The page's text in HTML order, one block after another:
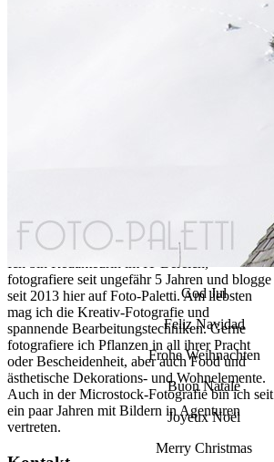
God Jul
Feliz Navidad
Frohe Weihnachten
Buon Natale
Joyeux Noël
Merry Christmas
Über mich
Ich bin Redakteurin im IT-Bereich,
fotografiere seit ungefähr 5 Jahren und blogge
seit 2013 hier auf Foto-Paletti. Am liebsten
mag ich die Kreativ-Fotografie und
spannende Bearbeitungstechniken. Gerne
fotografiere ich Pflanzen in all ihrer Pracht
oder Bescheidenheit, aber auch Food und
ästhetische Dekorations- und Wohnelemente.
Auch in der Microstock-Fotografie bin ich seit
ein paar Jahren mit Bildern in Agenturen
vertreten.